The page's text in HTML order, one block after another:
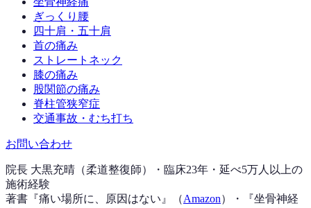
ぎっくり腰
四十肩・五十肩
首の痛み
ストレートネック
膝の痛み
股関節の痛み
脊柱管狭窄症
交通事故・むち打ち
お問い合わせ
院長 大黒充晴（柔道整復師）・臨床23年・延べ5万人以上の
施術経験
著書『痛い場所に、原因はない 』（Amazon） ・『坐骨神経